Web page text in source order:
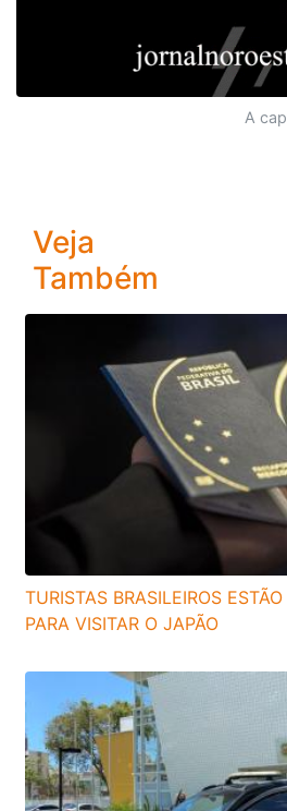
A
Veja
Também
TURISTAS BRASILEIROS
PARA VISITAR O JAPÃO